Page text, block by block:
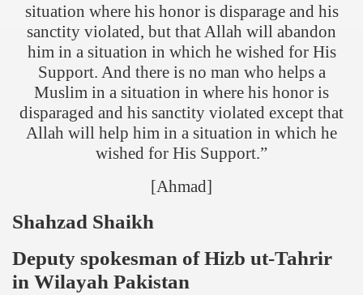
situation where his honor is disparage and his
sanctity violated, but that Allah will abandon
him in a situation in which he wished for His
Support. And there is no man who helps a
Muslim in a situation in where his honor is
disparaged and his sanctity violated except that
Allah will help him in a situation in which he
wished for His Support.”
[Ahmad]
Shahzad Shaikh
Deputy spokesman of Hizb ut-Tahrir
in Wilayah Pakistan